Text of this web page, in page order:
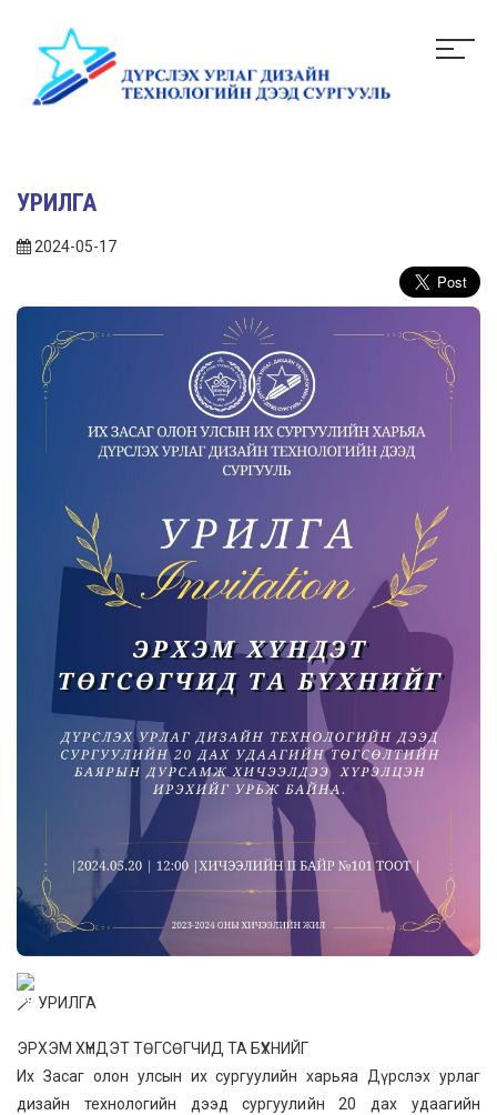
УРИЛГА
2024-05-17
УРИЛГА
ЭРХЭМ ХҮНДЭТ ТӨГСӨГЧИД ТА БҮХНИЙГ
Их Засаг олон улсын их сургуулийн харьяа Дүрслэх урлаг
дизайн технологийн дээд сургуулийн 20 дах удаагийн